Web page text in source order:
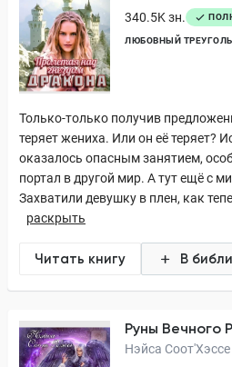
340.5K зн.
ЛЮБОВНЫЙ
Только-только получив
теряет жениха. Или он её теряет?
оказалось опасным занятием,
портал в другой мир. А тут ещё с
Захватили девушку в плен, как
раскрыть
Читать книгу В
Руны Вечного
Нэйса Соот'Хэссе